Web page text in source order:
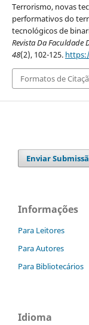
Terrorismo, novas
performativos do
tecnológicos de
Revista Da Faculdade
48(2), 102-125.
Formatos de
Enviar
Informações
Para Leitores
Para Autores
Para Bibliotecários
Idioma